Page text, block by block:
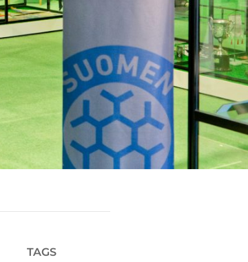
TAGS